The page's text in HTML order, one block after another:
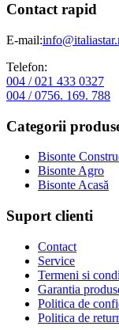
Contact rapid
E-mail:
Telefon:
004 / 021 433 0327
004 / 0756. 169. 788
Categorii
Bisonte
Bisonte Agro
Bisonte Acasă
Suport clienti
Contact
Service
Termeni si
Garantia
Politica de
Politica de